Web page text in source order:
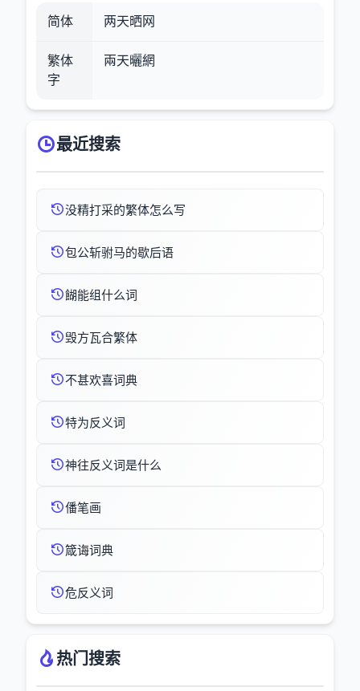
简体 两天晒网
繁体
字
兩天曬網
最近搜索
没精打采的繁体怎么写
包公斩驸马的歇后语
餬能组什么词
毁方瓦合繁体
不甚欢喜词典
特为反义词
神往反义词是什么
僠笔画
箴诲词典
危反义词
热门搜索